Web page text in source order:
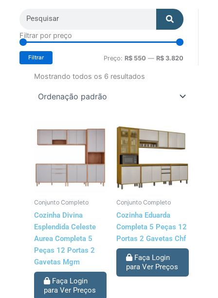
Search
Filtrar por preço
mínimo
máximo
Filtrar Preço: R$ 550 — R$ 3.820
Mostrando todos os 6 resultados
Conjunto Completo
Cozinha Divina
Esplendida Celeste
Aurea Completa 5
Peças 12 Portas 2
Gavetas Mgm
Faça Login
para Ver Preços
Conjunto Completo
Cozinha Eduarda
Completa 5 Peças 12
Portas 2 Gavetas Chf
Faça Login
para Ver Preços